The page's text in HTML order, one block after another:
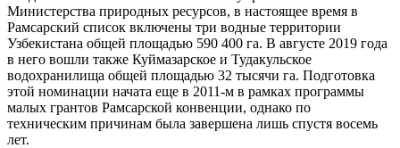
Министерства природных ресурсов, в настоящее время в
Рамсарский список включены три водные территории
Узбекистана общей площадью 590 400 га. В августе 2019 года
в него вошли также Куймазарское и Тудакульское
водохранилища общей площадью 32 тысячи га. Подготовка
этой номинации начата еще в 2011-м в рамках программы
малых грантов Рамсарской конвенции, однако по
техническим причинам была завершена лишь спустя восемь
лет.